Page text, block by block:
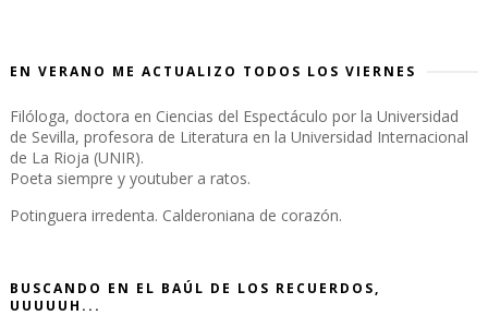
EN VERANO ME ACTUALIZO TODOS LOS VIERNES
Filóloga, doctora en Ciencias del Espectáculo por la Universidad
de Sevilla, profesora de Literatura en la Universidad Internacional
de La Rioja (UNIR).
Poeta siempre y youtuber a ratos.
Potinguera irredenta. Calderoniana de corazón.
BUSCANDO EN EL BAÚL DE LOS RECUERDOS,
UUUUUH...